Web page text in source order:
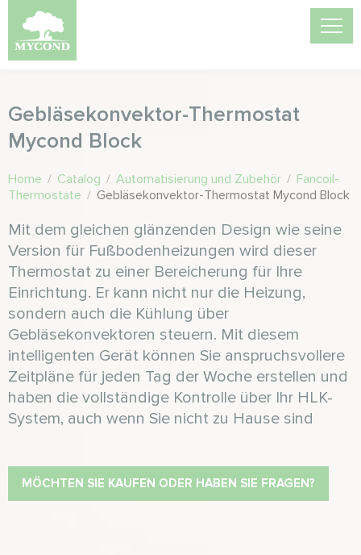
Gebläsekonvektor-Thermostat
Mycond Block
Home / Catalog / Automatisierung und Zubehör / Fancoil-
Thermostate / Gebläsekonvektor-Thermostat Mycond Block
Mit dem gleichen glänzenden Design wie seine
Version für Fußbodenheizungen wird dieser
Thermostat zu einer Bereicherung für Ihre
Einrichtung. Er kann nicht nur die Heizung,
sondern auch die Kühlung über
Gebläsekonvektoren steuern. Mit diesem
intelligenten Gerät können Sie anspruchsvollere
Zeitpläne für jeden Tag der Woche erstellen und
haben die vollständige Kontrolle über Ihr HLK-
System, auch wenn Sie nicht zu Hause sind
MÖCHTEN SIE KAUFEN ODER HABEN SIE FRAGEN?